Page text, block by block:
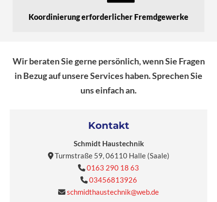
Koordinierung erforderlicher Fremdgewerke
Wir beraten Sie gerne persönlich, wenn Sie Fragen
in Bezug auf unsere Services haben. Sprechen Sie
uns einfach an.
Kontakt
Schmidt Haustechnik
Turmstraße 59, 06110 Halle (Saale)
 0163 290 18 63
 03456813926
 schmidthaustechnik@web.de